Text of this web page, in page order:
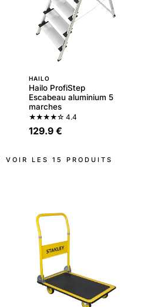
HAILO
Hailo ProfiStep
Escabeau aluminium 5
marches
★★★★☆ 4.4
129.9 €
VOIR LES 15 PRODUITS